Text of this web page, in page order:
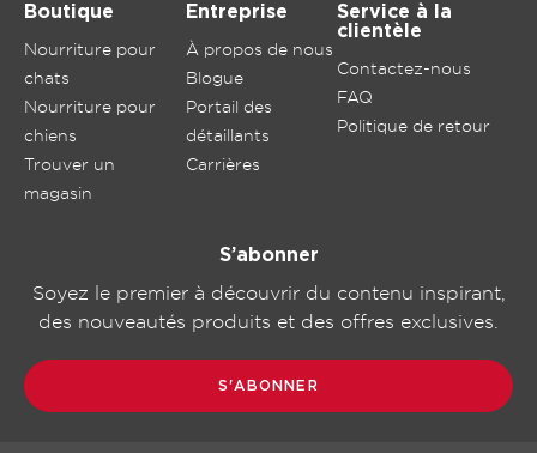
Boutique
Nourriture pour
chats
Nourriture pour
chiens
Trouver un
magasin
Entreprise
À propos de nous
Blogue
Portail des
détaillants
Carrières
Service à la
clientèle
Contactez-nous
FAQ
Politique de retour
S’abonner
Soyez le premier à découvrir du contenu inspirant,
des nouveautés produits et des offres exclusives.
S'ABONNER